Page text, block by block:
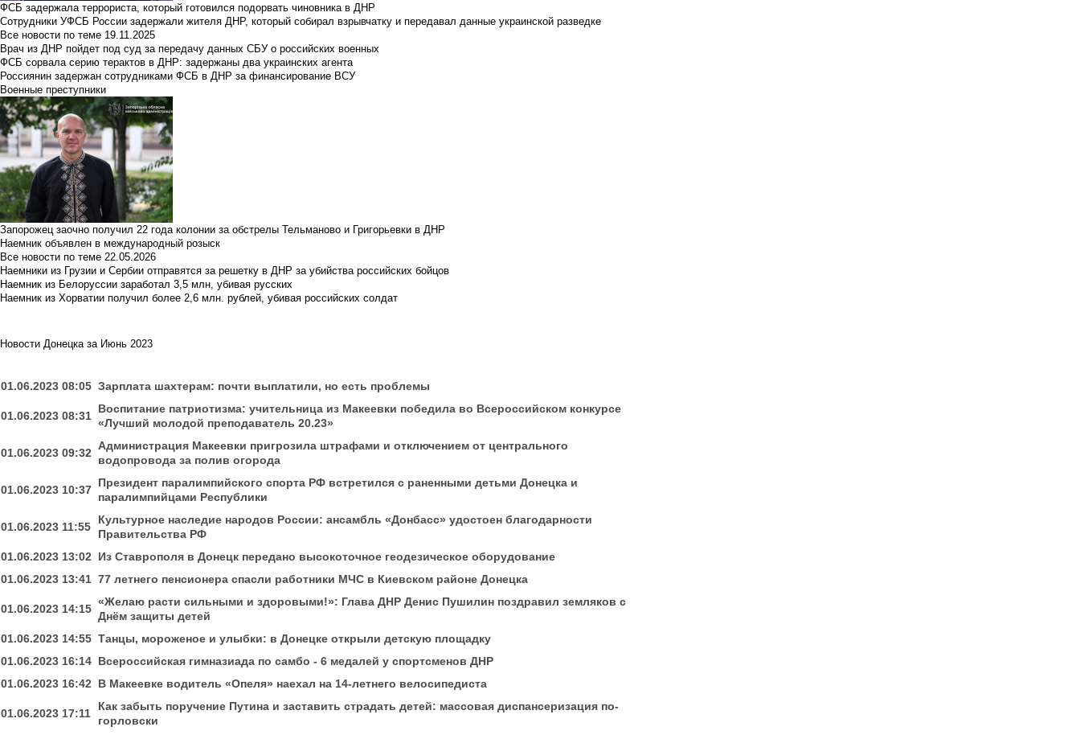
ФСБ задержала террориста, который готовился подорвать чиновника в ДНР
Сотрудники УФСБ России задержали жителя ДНР, который собирал взрывчатку и передавал данные украинской разведке
Все новости по теме 19.11.2025
Врач из ДНР пойдет под суд за передачу данных СБУ о российских военных
ФСБ сорвала серию терактов в ДНР: задержаны два украинских агента
Россиянин задержан сотрудниками ФСБ в ДНР за финансирование ВСУ
Военные преступники
Запорожец заочно получил 22 года колонии за обстрелы Тельманово и Григорьевки в ДНР
Наемник объявлен в международный розыск
Все новости по теме 22.05.2026
Наемники из Грузии и Сербии отправятся за решетку в ДНР за убийства российских бойцов
Наемник из Белоруссии заработал 3,5 млн, убивая русских
Наемник из Хорватии получил более 2,6 млн. рублей, убивая российских солдат
Новости Донецка за Июнь 2023
01.06.2023 08:05 Зарплата шахтерам: почти выплатили, но есть проблемы
01.06.2023 08:31
Воспитание патриотизма: учительница из Макеевки победила во Всероссийском конкурсе
«Лучший молодой преподаватель 20.23»
01.06.2023 09:32
Администрация Макеевки пригрозила штрафами и отключением от центрального
водопровода за полив огорода
01.06.2023 10:37
Президент паралимпийского спорта РФ встретился с раненными детьми Донецка и
паралимпийцами Республики
01.06.2023 11:55
Культурное наследие народов России: ансамбль «Донбасс» удостоен благодарности
Правительства РФ
01.06.2023 13:02
Из Ставрополя в Донецк передано высокоточное геодезическое оборудование
01.06.2023 13:41 77 летнего пенсионера спасли работники МЧС в Киевском районе Донецка
01.06.2023 14:15
«Желаю расти сильными и здоровыми!»: Глава ДНР Денис Пушилин поздравил земляков с
Днём защиты детей
01.06.2023 14:55 Танцы, мороженое и улыбки: в Донецке открыли детскую площадку
01.06.2023 16:14 Всероссийская гимназиада по самбо - 6 медалей у спортсменов ДНР
01.06.2023 16:42
В Макеевке водитель «Опеля» наехал на 14-летнего велосипедиста
01.06.2023 17:11
Как забыть поручение Путина и заставить страдать детей: массовая диспансеризация по-
горловски